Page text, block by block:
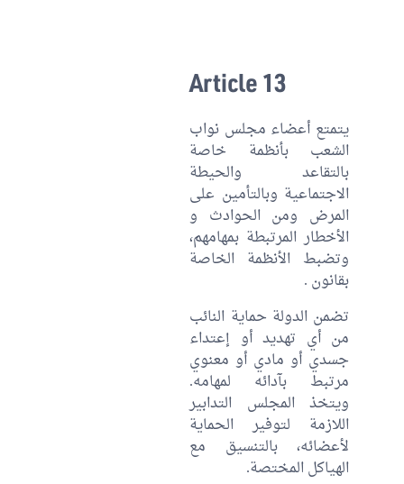
Article 13
يتمتع أعضاء مجلس نواب
الشعب بأنظمة خاصة
بالتقاعد والحيطة
الاجتماعية وبالتأمين على
المرض ومن الحوادث و
الأخطار المرتبطة بمهامهم،
وتضبط الأنظمة الخاصة
بقانون .
تضمن الدولة حماية النائب
من أي تهديد أو إعتداء
جسدي أو مادي أو معنوي
مرتبط بآدائه لمهامه.
ويتخذ المجلس التدابير
اللازمة لتوفير الحماية
لأعضائه، بالتنسيق مع
الهياكل المختصة.